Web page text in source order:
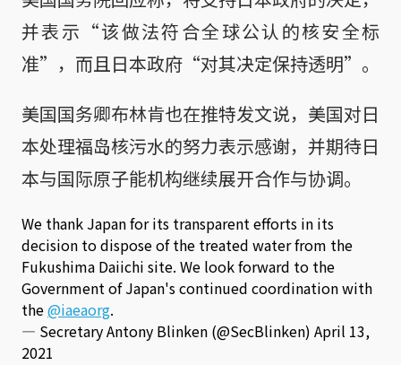
并表示“该做法符合全球公认的核安全标
准”，而且日本政府“对其决定保持透明”。
美国国务卿布林肯也在推特发文说，美国对日
本处理福岛核污水的努力表示感谢，并期待日
本与国际原子能机构继续展开合作与协调。
We thank Japan for its transparent efforts in its
decision to dispose of the treated water from the
Fukushima Daiichi site. We look forward to the
Government of Japan's continued coordination with
the@iaeaorg.
— Secretary Antony Blinken (@SecBlinken) April 13,
2021